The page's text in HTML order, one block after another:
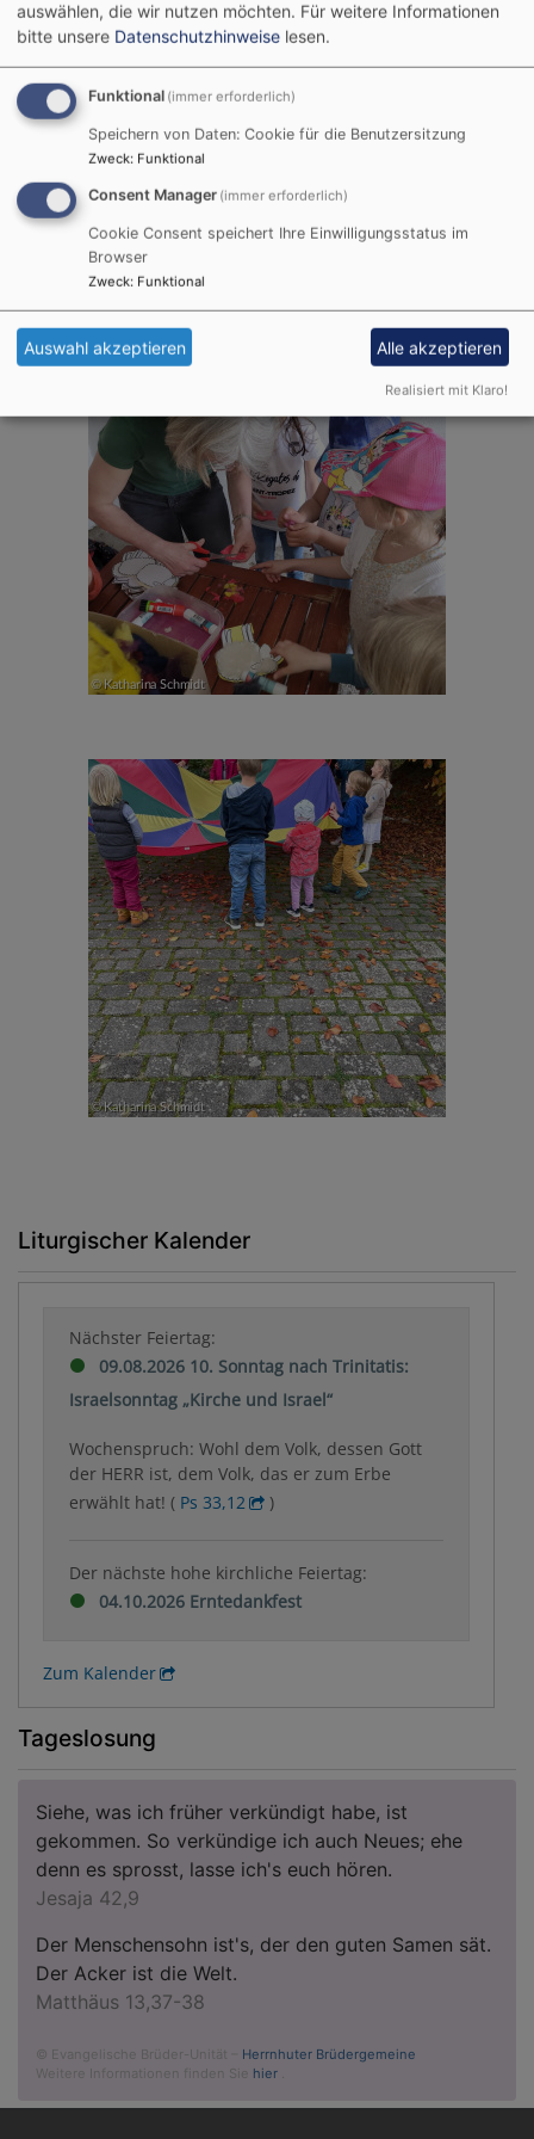
Liturgischer Kalender
Nächster Feiertag:
09.08.2026 10. Sonntag nach Trinitatis:
Israelsonntag „Kirche und Israel“
Wochenspruch: Wohl dem Volk, dessen Gott
der HERR ist, dem Volk, das er zum Erbe
erwählt hat! ( Ps 33,12 )
Der nächste hohe kirchliche Feiertag:
04.10.2026 Erntedankfest
Zum Kalender
Tageslosung
Siehe, was ich früher verkündigt habe, ist
gekommen. So verkündige ich auch Neues; ehe
denn es sprosst, lasse ich's euch hören.
Jesaja 42,9
Der Menschensohn ist's, der den guten Samen sät.
Der Acker ist die Welt.
Matthäus 13,37-38
© Evangelische Brüder-Unität – Herrnhuter Brüdergemeine
Weitere Informationen finden Sie hier .
auswählen, die wir nutzen möchten. Für weitere Informationen
bitte unsere Datenschutzhinweise lesen.
Funktional (immer erforderlich)
Speichern von Daten: Cookie für die Benutzersitzung
Zweck: Funktional
Consent Manager (immer erforderlich)
Cookie Consent speichert Ihre Einwilligungsstatus im
Browser
Zweck: Funktional
Auswahl akzeptieren Alle akzeptieren
Realisiert mit Klaro!